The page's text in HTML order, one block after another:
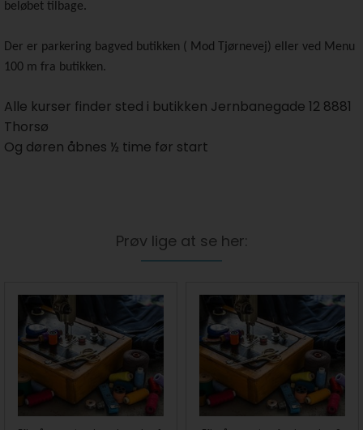
beløbet tilbage.
Der er parkering bagved butikken ( Mod Tjørnevej) eller ved Menu
100 m fra butikken.
Alle kurser finder sted i butikken Jernbanegade 12 8881
Thorsø
Og døren åbnes ½ time før start
Prøv lige at se her: